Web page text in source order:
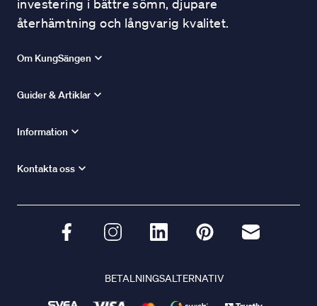
investering i bättre sömn, djupare
återhämtning och långvarig kvalitet.
Om KungSängen
Guider & Artiklar
Information
Kontakta oss
BETALNINGSALTERNATIV